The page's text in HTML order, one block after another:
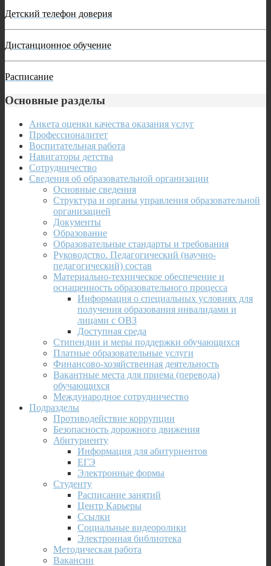
Детский телефон доверия
Дистанционное обучение
Расписание
Основные разделы
Анкета оценки качества оказания услуг
Профессионалитет
Воспитательная работа
Навигаторы детства
Сотрудничество
Сведения об образовательной организации
Основные сведения
Структура и органы управления образовательной
организацией
Документы
Образование
Образовательные стандарты и требования
Руководство. Педагогический (научно-
педагогический) состав
Материально-техническое обеспечение и
оснащенность образовательного процесса
Информация о специальных условиях для
получения образования инвалидами и
лицами с ОВЗ
Доступная среда
Стипендии и меры поддержки обучающихся
Платные образовательные услуги
Финансово-хозяйственная деятельность
Вакантные места для приема (перевода)
обучающихся
Международное сотрудничество
Подразделы
Противодействие коррупции
Безопасность дорожного движения
Абитуриенту
Информация для абитуриентов
ЕГЭ
Электронные формы
Студенту
Расписание занятий
Центр Карьеры
Ссылки
Социальные видеоролики
Электронная библиотека
Методическая работа
Вакансии